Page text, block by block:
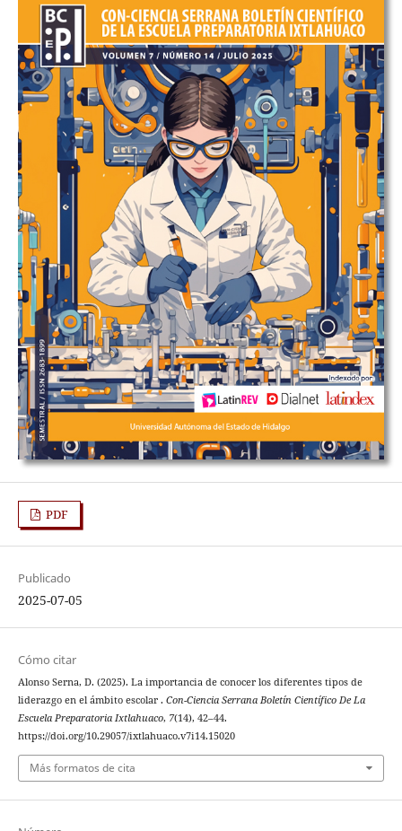
PDF
Publicado
2025-07-05
Cómo citar
Alonso Serna, D. (2025). La importancia de conocer los diferentes tipos de
liderazgo en el ámbito escolar . Con-Ciencia Serrana Boletín Científico De La
Escuela Preparatoria Ixtlahuaco, 7(14), 42–44.
https://doi.org/10.29057/ixtlahuaco.v7i14.15020
Más formatos de cita